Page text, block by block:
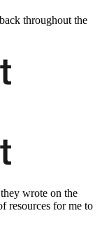
throughout the
wrote on the
resources for me to